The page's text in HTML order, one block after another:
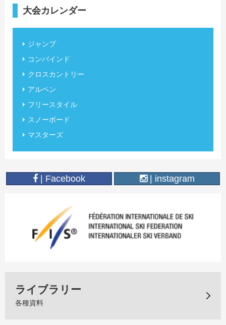
大会カレンダー
ジャンプ
コンバインド
クロスカントリー
アルペン
フリースタイル
スノーボード
マスターズ
| Facebook | instagram
ライブラリー
各種資料